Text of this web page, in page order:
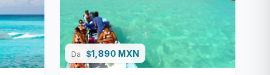
Da $1,890 MXN